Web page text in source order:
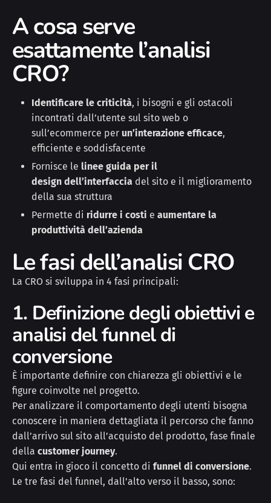
A cosa serve
esattamente l’analisi
CRO?
Identificare le criticità, i bisogni e gli ostacoli
incontrati dall’utente sul sito web o
sull’ecommerce per un’interazione efficace,
efficiente e soddisfacente
Fornisce le linee guida per il
design dell’interfaccia del sito e il miglioramento
della sua struttura
Permette di ridurre i costi e aumentare la
produttività dell’azienda
Le fasi dell’analisi CRO
La CRO si sviluppa in 4 fasi principali:
1. Definizione degli obiettivi e
analisi del funnel di
conversione
È importante definire con chiarezza gli obiettivi e le
figure coinvolte nel progetto.
Per analizzare il comportamento degli utenti bisogna
conoscere in maniera dettagliata il percorso che fanno
dall’arrivo sul sito all’acquisto del prodotto, fase finale
della customer journey.
Qui entra in gioco il concetto di funnel di conversione.
Le tre fasi del funnel, dall’alto verso il basso, sono: